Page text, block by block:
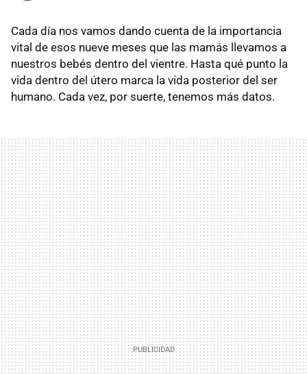
Cada día nos vamos dando cuenta de la importancia
vital de esos nueve meses que las mamás llevamos a
nuestros bebés dentro del vientre. Hasta qué punto la
vida dentro del útero marca la vida posterior del ser
humano. Cada vez, por suerte, tenemos más datos.